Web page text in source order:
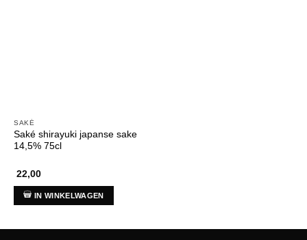
SAKÉ
Saké shirayuki japanse sake
14,5% 75cl
22,00
IN WINKELWAGEN